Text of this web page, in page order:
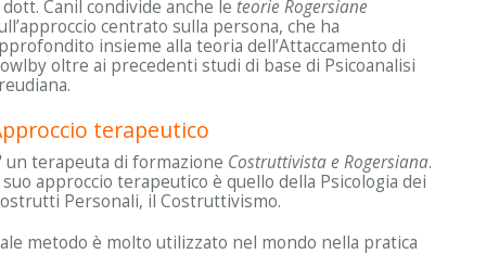
Canil condivide anche le teorie Rogersiane
centrato sulla persona, che ha
insieme alla teoria dell’Attaccamento di
oltre ai precedenti studi di base di Psicoanalisi
terapeutico
un terapeuta di formazione Costruttivista e Rogersiana.
approccio terapeutico è quello della Psicologia dei
Personali, il Costruttivismo.
metodo è molto utilizzato nel mondo nella pratica